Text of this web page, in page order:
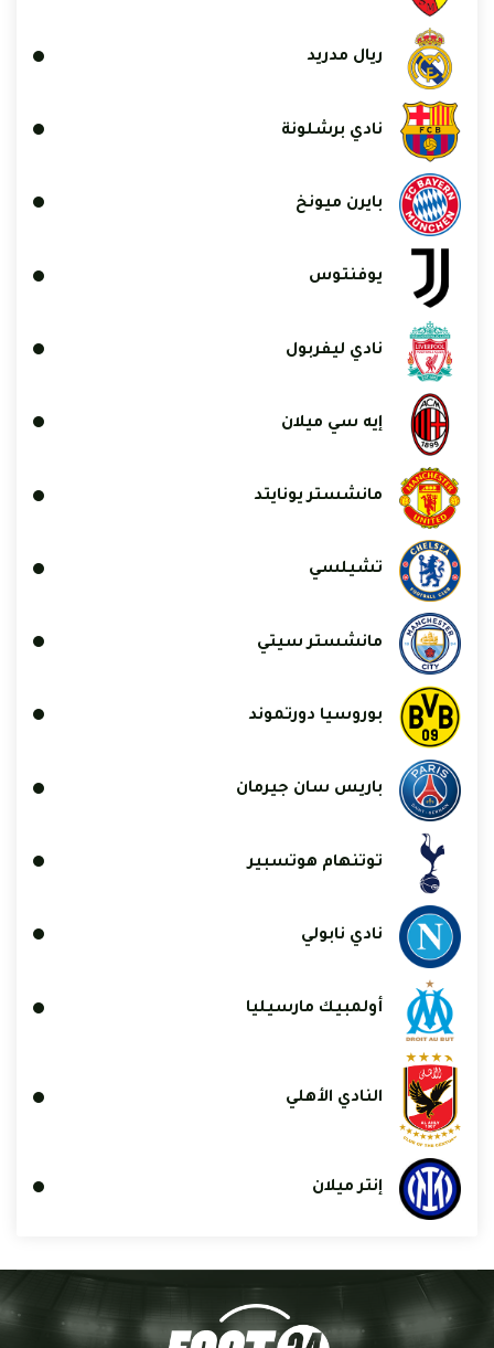
ريال مدريد
نادي برشلونة
بايرن ميونخ
يوفنتوس
نادي ليفربول
إيه سي ميلان
مانشستر يونايتد
تشيلسي
مانشستر سيتي
بوروسيا دورتموند
باريس سان جيرمان
توتنهام هوتسبير
نادي نابولي
أولمبيك مارسيليا
النادي الأهلي
إنتر ميلان